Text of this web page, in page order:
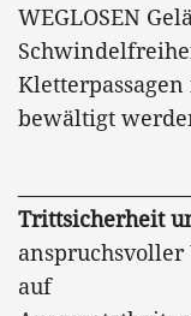
WEGLOSEN
bewältigt
Trittsicherheit
auf